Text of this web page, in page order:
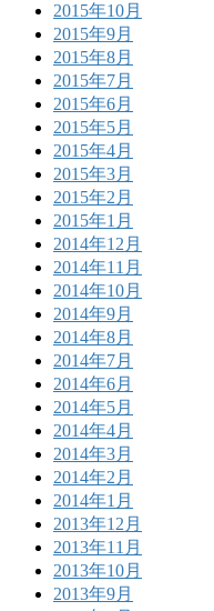
2015年10月
2015年9月
2015年8月
2015年7月
2015年6月
2015年5月
2015年4月
2015年3月
2015年2月
2015年1月
2014年12月
2014年11月
2014年10月
2014年9月
2014年8月
2014年7月
2014年6月
2014年5月
2014年4月
2014年3月
2014年2月
2014年1月
2013年12月
2013年11月
2013年10月
2013年9月